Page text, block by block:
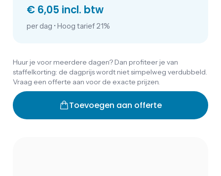
€ 6,05 incl. btw
per dag • Hoog tarief 21%
Huur je voor meerdere dagen? Dan profiteer je van
staffelkorting: de dagprijs wordt niet simpelweg verdubbeld.
Vraag een offerte aan voor de exacte prijzen.
Toevoegen aan offerte